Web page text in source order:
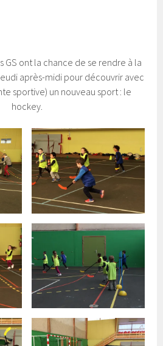
GS ont la chance de se rendre à la
après-midi pour découvrir avec
sportive) un nouveau sport : le
hockey.